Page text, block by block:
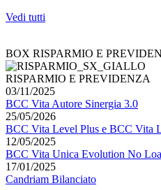
Vedi tutti
BOX RISPARMIO E
RISPARMIO E PREVIDENZA
03/11/2025
BCC Vita Autore Sinergia 3.0
25/05/2026
BCC Vita Level Plus e BCC Vita
12/05/2025
BCC Vita Unica Evolution No
17/01/2025
Candriam Bilanciato